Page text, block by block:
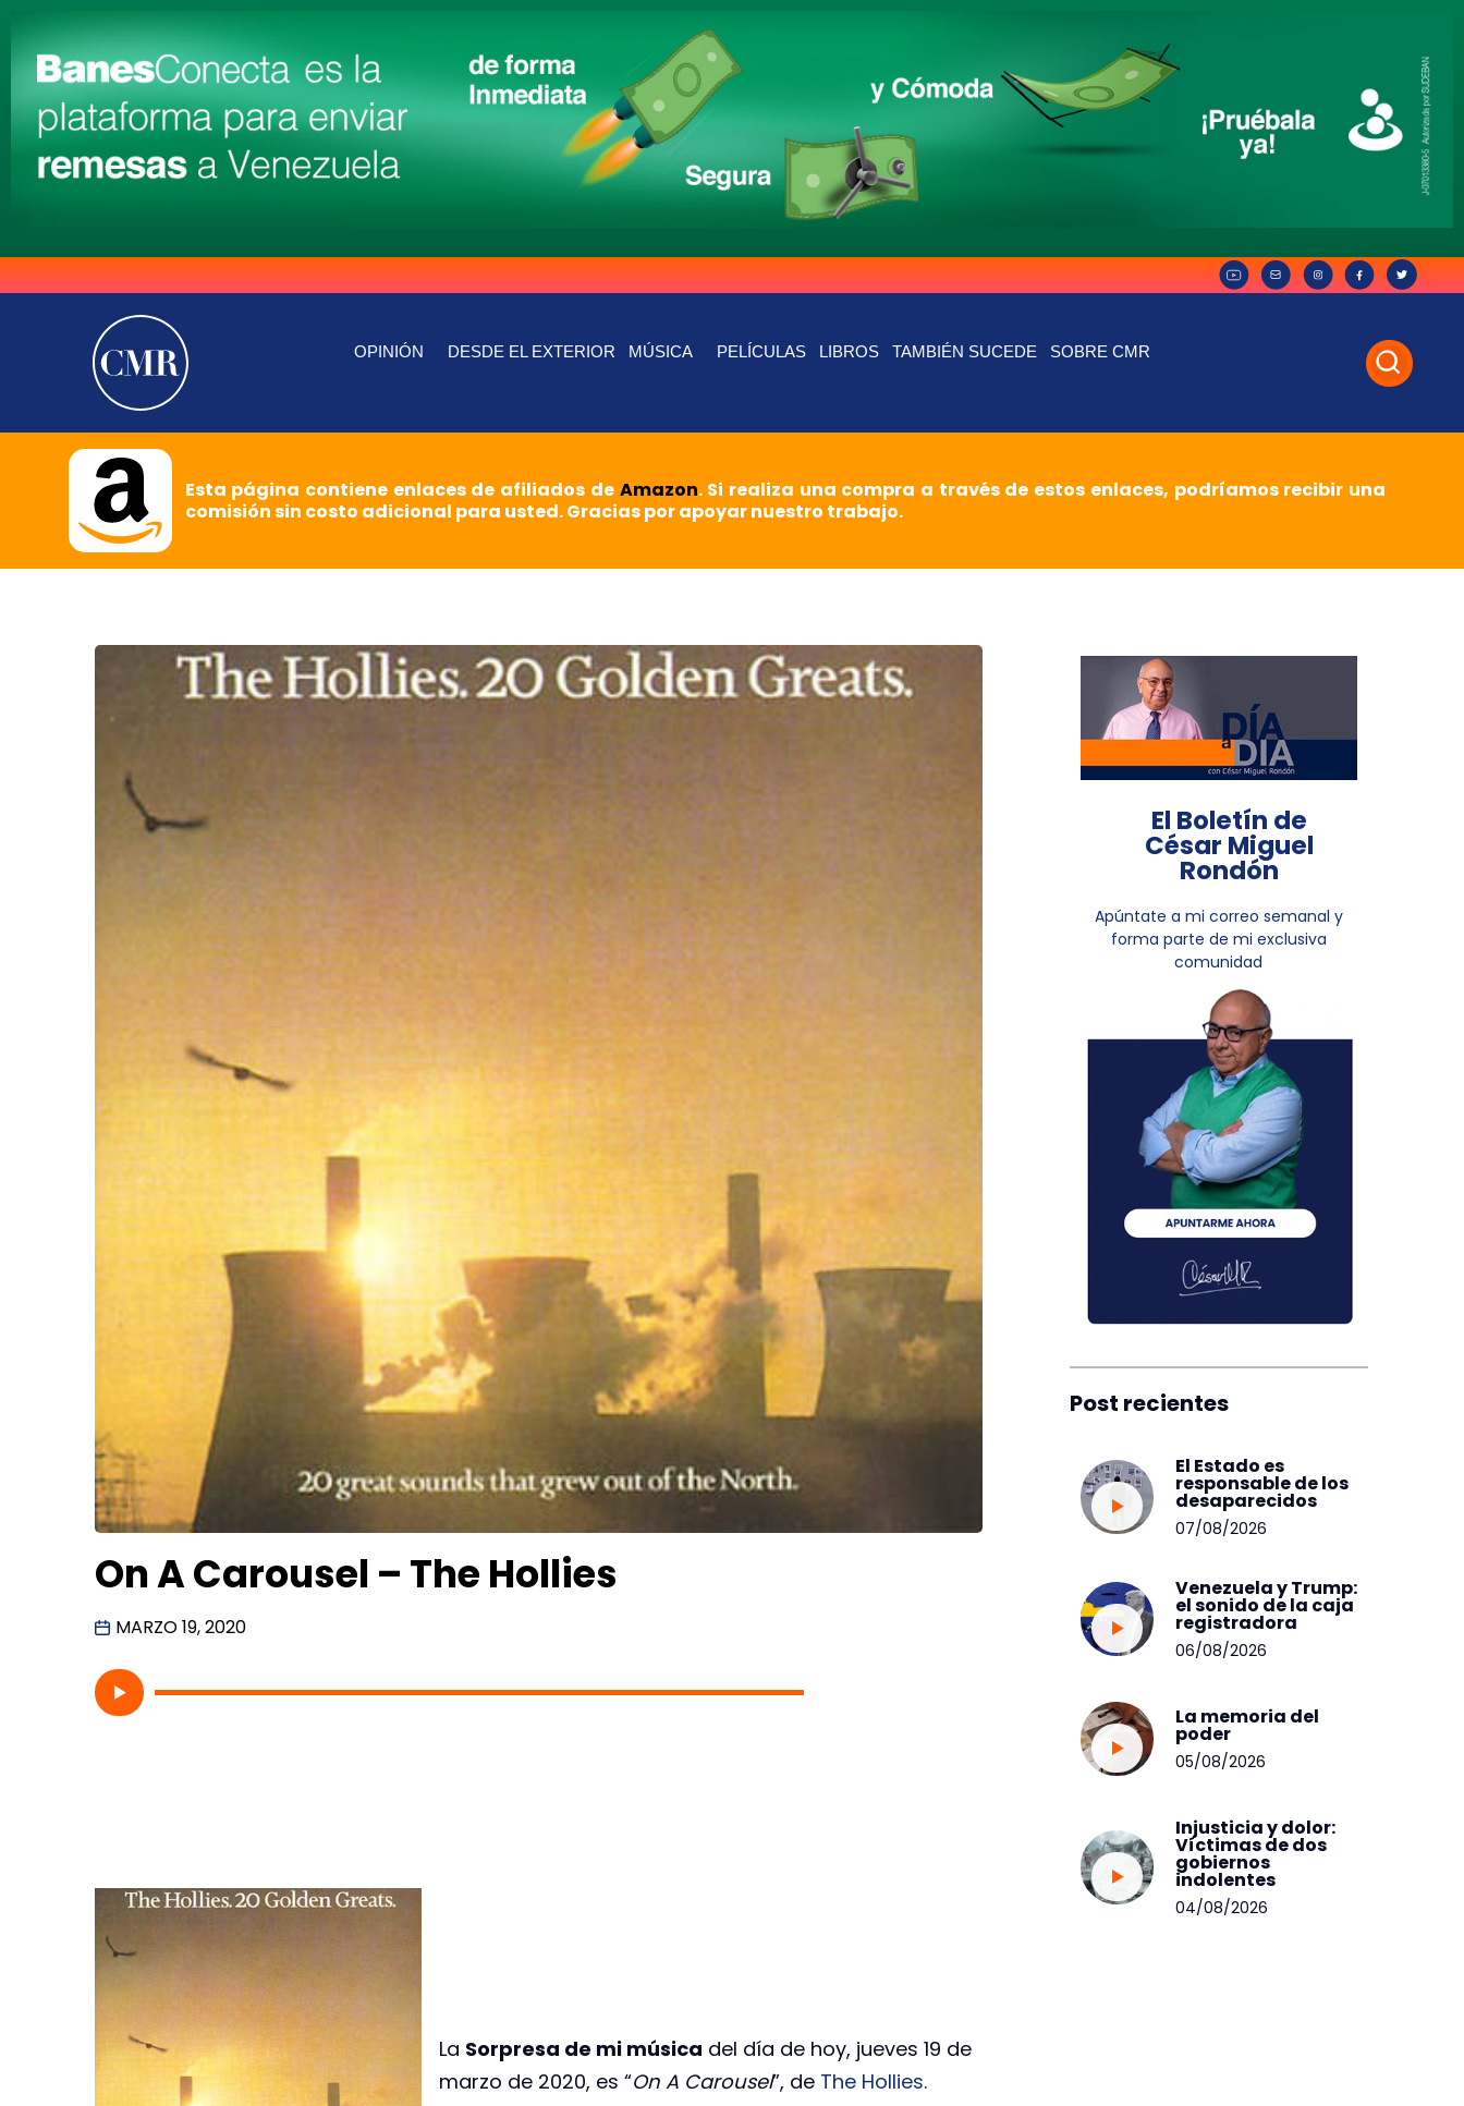
OPINIÓN DESDE EL EXTERIOR MÚSICA PELÍCULAS LIBROS TAMBIÉN SUCEDE SOBRE CMR
Esta página contiene enlaces de afiliados de Amazon. Si realiza una compra a través de estos enlaces, podríamos recibir una
comisión sin costo adicional para usted. Gracias por apoyar nuestro trabajo.
On A Carousel – The Hollies
MARZO 19, 2020
La Sorpresa de mi música del día de hoy, jueves 19 de
marzo de 2020, es “On A Carousel”, de The Hollies.
El Boletín de
César Miguel
Rondón
Apúntate a mi correo semanal y
forma parte de mi exclusiva
comunidad
Post recientes
El Estado es
responsable de los
desaparecidos
07/08/2026
Venezuela y Trump:
el sonido de la caja
registradora
06/08/2026
La memoria del
poder
05/08/2026
Injusticia y dolor:
Víctimas de dos
gobiernos
indolentes
04/08/2026